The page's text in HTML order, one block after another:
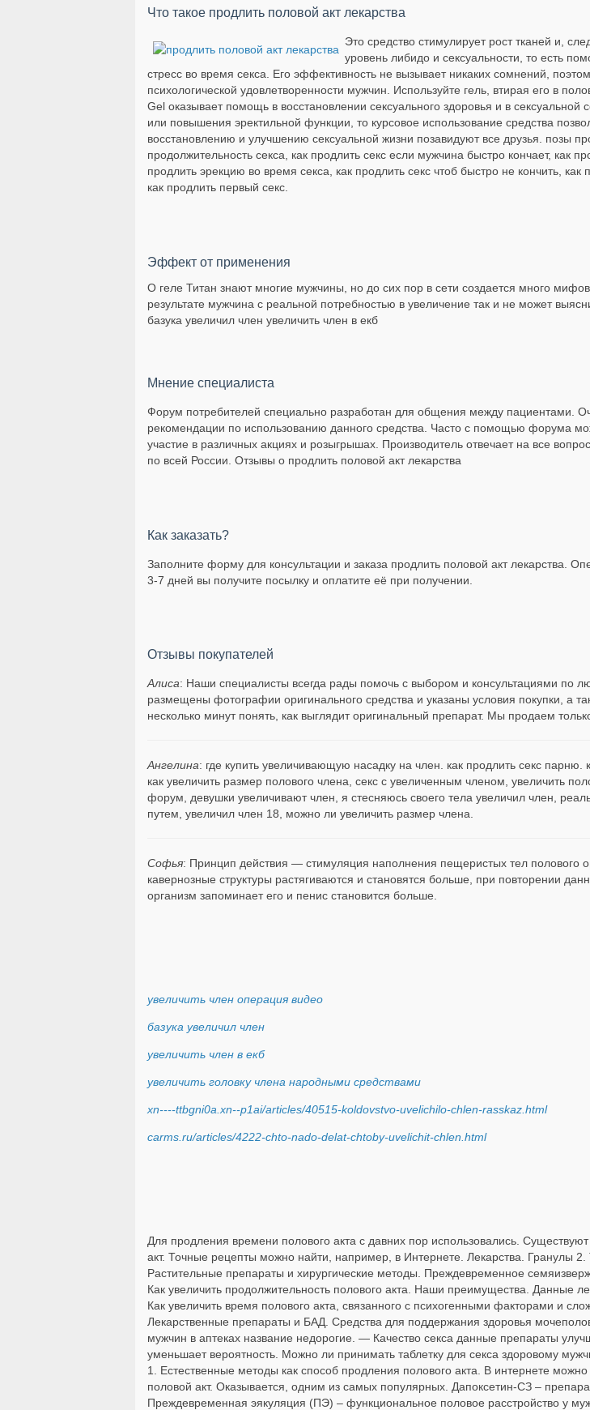
Что такое продлить половой акт лекарства
Это средство стимулирует рост тканей и,
уровень либидо и сексуальности, то есть
стресс во время секса. Его эффективность не вызывает никаких сомнений,
психологической удовлетворенности мужчин. Используйте гель, втирая его в
Gel оказывает помощь в восстановлении сексуального здоровья и в
или повышения эректильной функции, то курсовое использование средства
восстановлению и улучшению сексуальной жизни позавидуют все друзья. позы
продолжительность секса, как продлить секс если мужчина быстро кончает, как
продлить эрекцию во время секса, как продлить секс чтоб быстро не кончить, как
как продлить первый секс.
Эффект от применения
О геле Титан знают многие мужчины, но до сих пор в сети создается много
результате мужчина с реальной потребностью в увеличение так и не может
базука увеличил член увеличить член в екб
Мнение специалиста
Форум потребителей специально разработан для общения между пациентами.
рекомендации по использованию данного средства. Часто с помощью форума
участие в различных акциях и розыгрышах. Производитель отвечает на все
по всей России. Отзывы о продлить половой акт лекарства
Как заказать?
Заполните форму для консультации и заказа продлить половой акт лекарства.
3-7 дней вы получите посылку и оплатите её при получении.
Отзывы покупателей
Алиса: Наши специалисты всегда рады помочь с выбором и консультациями
размещены фотографии оригинального средства и указаны условия покупки, а
несколько минут понять, как выглядит оригинальный препарат. Мы продаем
Ангелина: где купить увеличивающую насадку на член. как продлить секс парню.
как увеличить размер полового члена, секс с увеличенным членом, увеличить
форум, девушки увеличивают член, я стесняюсь своего тела увеличил член,
путем, увеличил член 18, можно ли увеличить размер члена.
Софья: Принцип действия — стимуляция наполнения пещеристых тел
кавернозные структуры растягиваются и становятся больше, при повторении
организм запоминает его и пенис становится больше.
увеличить член операция видео
базука увеличил член
увеличить член в екб
увеличить головку члена народными средствами
xn----ttbgni0a.xn--p1ai/articles/40515-koldovstvo-uvelichilo-chlen-rasskaz.html
carms.ru/articles/4222-chto-nado-delat-chtoby-uvelichit-chlen.html
Для продления времени полового акта с давних пор использовались.
акт. Точные рецепты можно найти, например, в Интернете. Лекарства. Гранулы 2.
Растительные препараты и хирургические методы. Преждевременное
Как увеличить продолжительность полового акта. Наши преимущества. Данные
Как увеличить время полового акта, связанного с психогенными факторами и
Лекарственные препараты и БАД. Средства для поддержания здоровья
мужчин в аптеках название недорогие. — Качество секса данные препараты
уменьшает вероятность. Можно ли принимать таблетку для секса здоровому
1. Естественные методы как способ продления полового акта. В интернете
половой акт. Оказывается, одним из самых популярных. Дапоксетин-СЗ –
Преждевременная эякуляция (ПЭ) – функциональное половое расстройство у